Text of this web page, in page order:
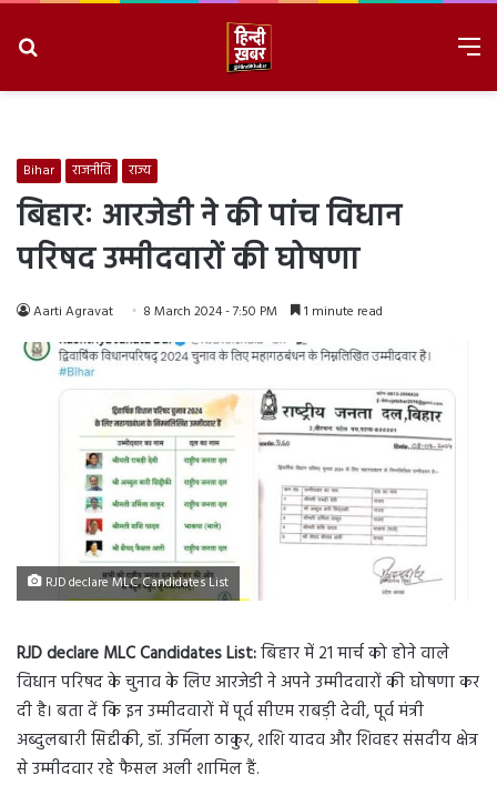
Bihar राजनीति राज्य
बिहारः आरजेडी ने की पांच विधान
परिषद उम्मीदवारों की घोषणा
Aarti Agravat 8 March 2024 - 7:50 PM 1 minute read
RJD declare MLC Candidates List
RJD declare MLC Candidates List:बिहार में 21 मार्च को होने वाले
विधान परिषद के चुनाव के लिए आरजेडी ने अपने उम्मीदवारों की घोषणा कर
दी है। बता दें कि इन उम्मीदवारों में पूर्व सीएम राबड़ी देवी, पूर्व मंत्री
अब्दुलबारी सिद्दीकी, डॉ. उर्मिला ठाकुर, शशि यादव और शिवहर संसदीय क्षेत्र
से उम्मीदवार रहे फैसल अली शामिल हैं.